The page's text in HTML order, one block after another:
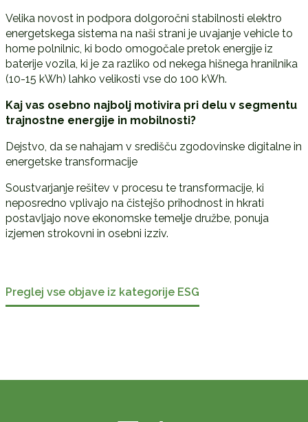
Velika novost in podpora dolgoročni stabilnosti elektro
energetskega sistema na naši strani je uvajanje vehicle to
home polnilnic, ki bodo omogočale pretok energije iz
baterije vozila, ki je za razliko od nekega hišnega hranilnika
(10-15 kWh) lahko velikosti vse do 100 kWh.
Kaj vas osebno najbolj motivira pri delu v segmentu
trajnostne energije in mobilnosti?
Dejstvo, da se nahajam v središču zgodovinske digitalne in
energetske transformacije
Soustvarjanje rešitev v procesu te transformacije, ki
neposredno vplivajo na čistejšo prihodnost in hkrati
postavljajo nove ekonomske temelje družbe, ponuja
izjemen strokovni in osebni izziv.
Preglej vse objave iz kategorije ESG